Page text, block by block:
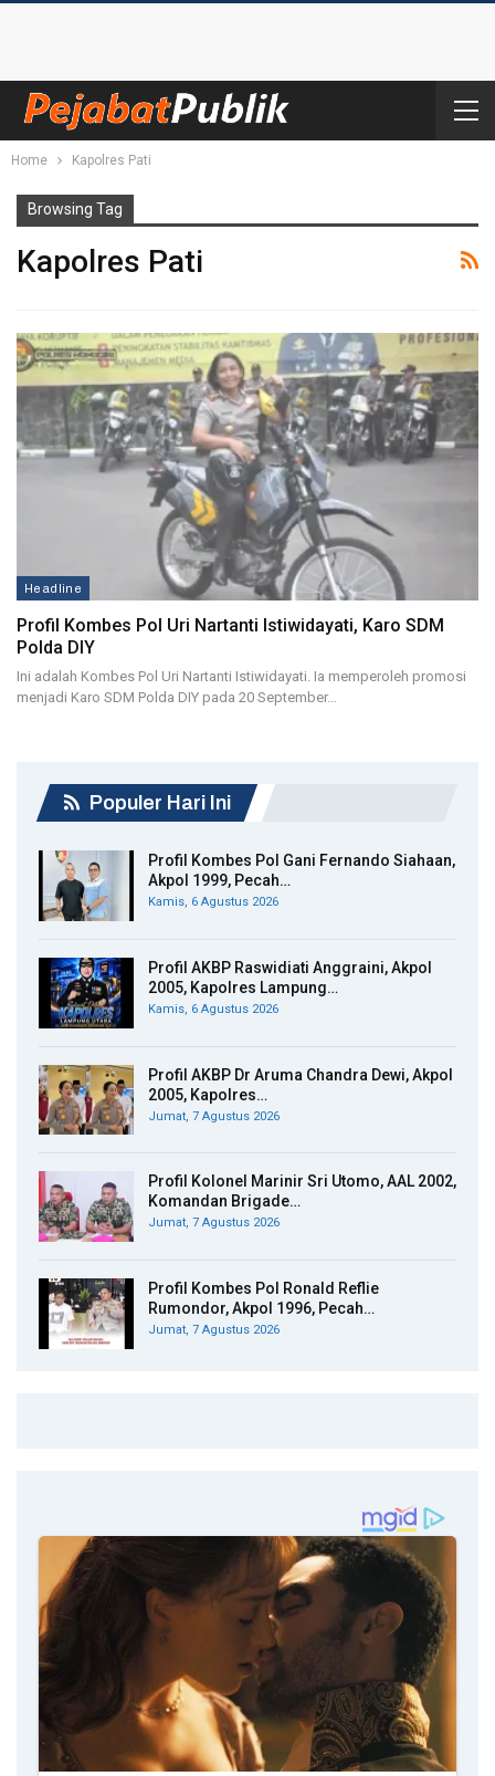
Home Kapolres Pati
Browsing Tag
Kapolres Pati
Headline
Profil Kombes Pol Uri Nartanti Istiwidayati, Karo SDM
Polda DIY
Ini adalah Kombes Pol Uri Nartanti Istiwidayati. Ia memperoleh promosi
menjadi Karo SDM Polda DIY pada 20 September…
Populer Hari Ini
Profil Kombes Pol Gani Fernando Siahaan,
Akpol 1999, Pecah…
Kamis, 6 Agustus 2026
Profil AKBP Raswidiati Anggraini, Akpol
2005, Kapolres Lampung…
Kamis, 6 Agustus 2026
Profil AKBP Dr Aruma Chandra Dewi, Akpol
2005, Kapolres…
Jumat, 7 Agustus 2026
Profil Kolonel Marinir Sri Utomo, AAL 2002,
Komandan Brigade…
Jumat, 7 Agustus 2026
Profil Kombes Pol Ronald Reflie
Rumondor, Akpol 1996, Pecah…
Jumat, 7 Agustus 2026